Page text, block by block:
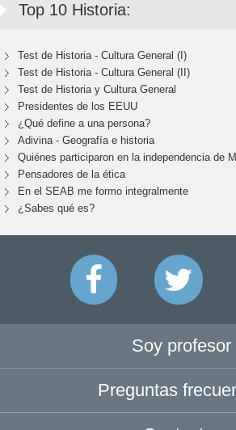
Top 10 Historia:
Test de Historia - Cultura General (I)
Test de Historia - Cultura General (II)
Test de Historia y Cultura General
Presidentes de los EEUU
¿Qué define a una persona?
Adivina - Geografía e historia
Quiénes participaron en la independencia de
Pensadores de la ética
En el SEAB me formo integralmente
¿Sabes qué es?
Soy profesor
Preguntas